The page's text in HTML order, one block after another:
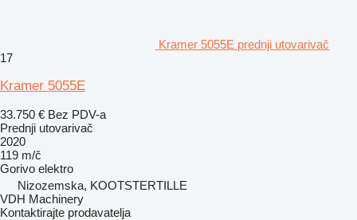
Kramer 5055E prednji utovarivač
17
Kramer 5055E
33.750 € Bez PDV-a
Prednji utovarivač
2020
119 m/č
Gorivo elektro
Nizozemska, KOOTSTERTILLE
VDH Machinery
Kontaktirajte prodavatelja